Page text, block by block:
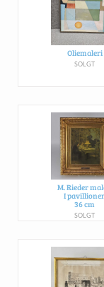
Oliemaleri
SOLGT
M. Rieder
I
36 cm
SOLGT